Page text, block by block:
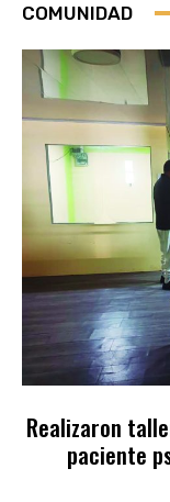
COMUNIDAD
Realizaron
paciente